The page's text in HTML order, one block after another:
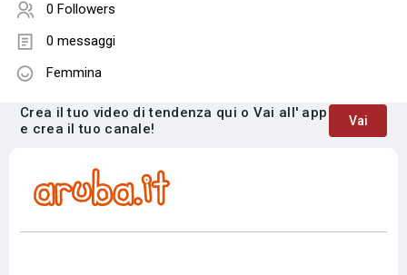
0 Followers
0 messaggi
Femmina
Crea il tuo video di tendenza qui o Vai all' app
e crea il tuo canale!
Vai